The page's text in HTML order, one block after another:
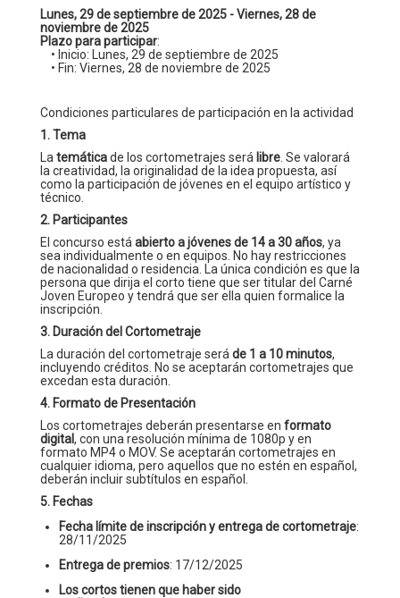
Lunes, 29 de septiembre de 2025 - Viernes, 28 de
noviembre de 2025
Plazo para participar:
• Inicio: Lunes, 29 de septiembre de 2025
• Fin: Viernes, 28 de noviembre de 2025
Condiciones particulares de participación en la actividad
1. Tema
La temáticade los cortometrajes será libre. Se valorará
la creatividad, la originalidad de la idea propuesta, así
como la participación de jóvenes en el equipo artístico y
técnico.
2. Participantes
El concurso está abierto a jóvenes de 14 a 30 años, ya
sea individualmente o en equipos. No hay restricciones
de nacionalidad o residencia. La única condición es que la
persona que dirija el corto tiene que ser titular del Carné
Joven Europeo y tendrá que ser ella quien formalice la
inscripción.
3. Duración del Cortometraje
La duración del cortometraje será de 1 a 10 minutos,
incluyendo créditos. No se aceptarán cortometrajes que
excedan esta duración.
4. Formato de Presentación
Los cortometrajes deberán presentarse en formato
digital, con una resolución mínima de 1080p y en
formato MP4 o MOV. Se aceptarán cortometrajes en
cualquier idioma, pero aquellos que no estén en español,
deberán incluir subtítulos en español.
5. Fechas
Fecha límite de inscripción y entrega de cortometraje:
28/11/2025
Entrega de premios: 17/12/2025
Los cortos tienen que haber sido